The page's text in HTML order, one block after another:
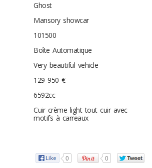
Ghost
Mansory showcar
101500
Boîte Automatique
Very beautiful vehicle
129 950 €
6592cc
Cuir crème light tout cuir avec
motifs à carreaux
0 0